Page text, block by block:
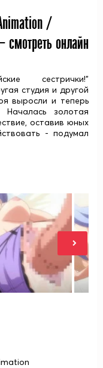
/
смотреть онлайн
сестрички!"
студия и другой
выросли и теперь
золотая
оставив юных
- подумал